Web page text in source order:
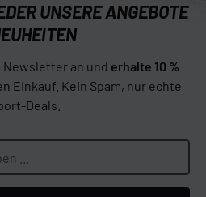
UNSERE ANGEBOTE
Newsletter an und erhalte 10 %
Einkauf. Kein Spam, nur echte
Deals.